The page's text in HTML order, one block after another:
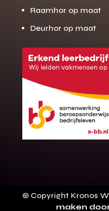
Gratis
op
Binnen 24 uur jouw
10 jaar garantie op de
100+ stoffen
Raamhor op maat
Deurhor op maat
© Copyright Kronos
maken